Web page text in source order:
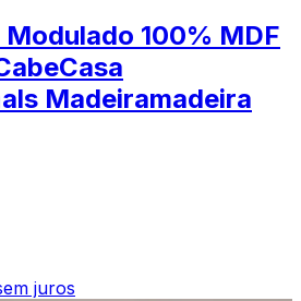
Modulado 100% MDF
Madeiramadeira
juros